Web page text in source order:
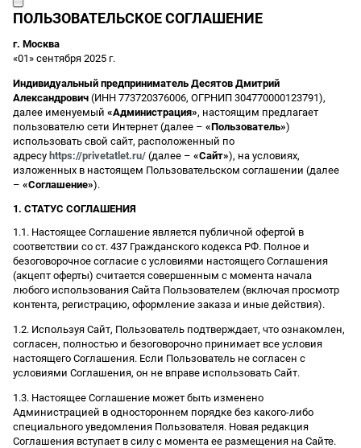
ПОЛЬЗОВАТЕЛЬСКОЕ СОГЛАШЕНИЕ
г. Москва
«01» сентября 2025 г.
Индивидуальный предприниматель Десятов Дмитрий
Александрович (ИНН 773720376006, ОГРНИП 304770000123791),
далее именуемый «Администрация», настоящим предлагает
пользователю сети Интернет (далее – «Пользователь»)
использовать свой сайт, расположенный по
адресу https://privetatlet.ru/ (далее – «Сайт»), на условиях,
изложенных в настоящем Пользовательском соглашении (далее
– «Соглашение»).
1. СТАТУС СОГЛАШЕНИЯ
1.1. Настоящее Соглашение является публичной офертой в
соответствии со ст. 437 Гражданского кодекса РФ. Полное и
безоговорочное согласие с условиями настоящего Соглашения
(акцепт оферты) считается совершенным с момента начала
любого использования Сайта Пользователем (включая просмотр
контента, регистрацию, оформление заказа и иные действия).
1.2. Используя Сайт, Пользователь подтверждает, что ознакомлен,
согласен, полностью и безоговорочно принимает все условия
настоящего Соглашения. Если Пользователь не согласен с
условиями Соглашения, он не вправе использовать Сайт.
1.3. Настоящее Соглашение может быть изменено
Администрацией в одностороннем порядке без какого-либо
специального уведомления Пользователя. Новая редакция
Соглашения вступает в силу с момента ее размещения на Сайте.